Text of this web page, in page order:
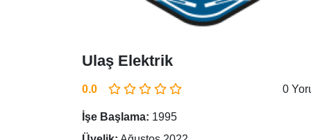
Ulaş Elektrik
0.0 0
İşe Başlama: 1995